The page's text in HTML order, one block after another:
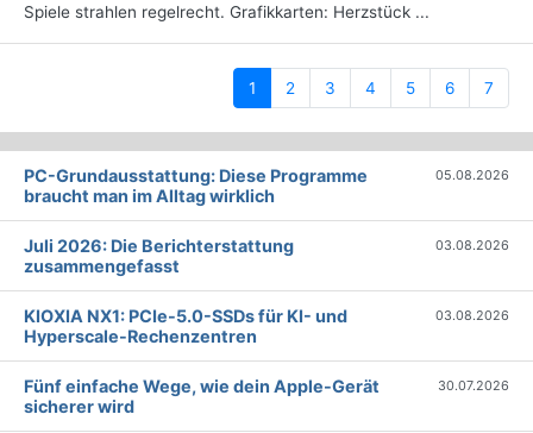
Spiele strahlen regelrecht. Grafikkarten: Herzstück ...
1 (current)
2 3 4 5 6 7
PC-Grundausstattung: Diese Programme
braucht man im Alltag wirklich
05.08.2026
Juli 2026: Die Bericht­erstattung
zusammengefasst
03.08.2026
KIOXIA NX1: PCIe-5.0-SSDs für KI- und
Hyperscale-Rechenzentren
03.08.2026
Fünf einfache Wege, wie dein Apple-Gerät
sicherer wird
30.07.2026